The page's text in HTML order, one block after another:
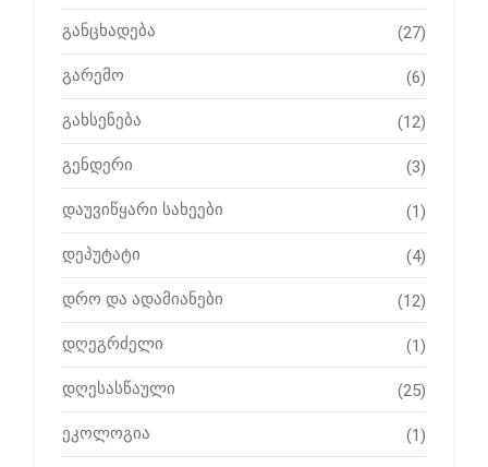
განცხადება (27)
გარემო (6)
გახსენება (12)
გენდერი (3)
დაუვიწყარი სახეები (1)
დეპუტატი (4)
დრო და ადამიანები (12)
დღეგრძელი (1)
დღესასწაული (25)
ეკოლოგია (1)